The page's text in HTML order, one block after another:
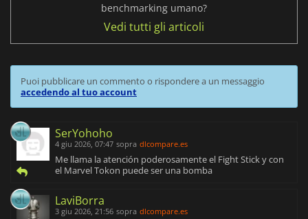
benchmarking umano?
Vedi tutti gli articoli
Puoi pubblicare un commento o rispondere a un messaggio
accedendo al tuo account
SerYohoho
4 giu 2026, 07:47 sopra dlcompare.es
Me llama la atención poderosamente el Fight Stick y con
el Marvel Tokon puede ser una bomba
LaviBorra
3 giu 2026, 21:56 sopra dlcompare.es